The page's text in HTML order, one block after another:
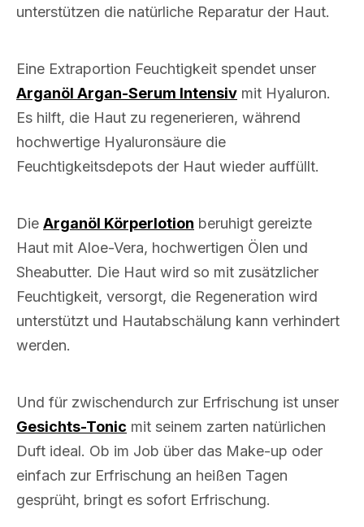
unterstützen die natürliche Reparatur der Haut.
Eine Extraportion Feuchtigkeit spendet unser
Arganöl Argan-Serum Intensiv mit Hyaluron.
Es hilft, die Haut zu regenerieren, während
hochwertige Hyaluronsäure die
Feuchtigkeitsdepots der Haut wieder auffüllt.
Die Arganöl Körperlotion beruhigt gereizte
Haut mit Aloe-Vera, hochwertigen Ölen und
Sheabutter. Die Haut wird so mit zusätzlicher
Feuchtigkeit, versorgt, die Regeneration wird
unterstützt und Hautabschälung kann verhindert
werden.
Und für zwischendurch zur Erfrischung ist unser
Gesichts-Tonic mit seinem zarten natürlichen
Duft ideal. Ob im Job über das Make-up oder
einfach zur Erfrischung an heißen Tagen
gesprüht, bringt es sofort Erfrischung.